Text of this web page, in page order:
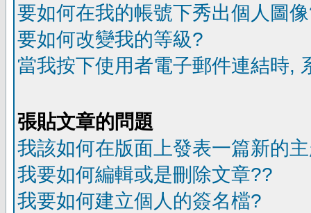
要如何在我的帳號下秀出個人圖
要如何改變我的等級?
當我按下使用者電子郵件連結時,
張貼文章的問題
我該如何在版面上發表一篇新的
我要如何編輯或是刪除文章??
我要如何建立個人的簽名檔?